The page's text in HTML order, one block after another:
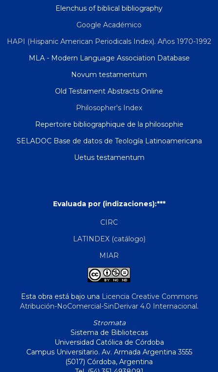
Elenchus of biblical bibliography
Google Académico
HAPI (Hispanic American Periodicals Index). Años 1970-1992
MLA - Modern Language Association Database
Novum testamentum
Old Testament Abstracts Online
Philosopher's Index
Repertoire bibliographique de la philosophie
SELADOC Base de datos de Teología Latinoamericana
Uetus testamentum
Evaluada por (indizaciones):***
CIRC
LATINDEX (catálogo)
MIAR
Esta obra está bajo una Licencia Creative Commons
Atribución-NoComercial-SinDerivar 4.0 Internacional.
Stromata
Sistema de Bibliotecas
Universidad Católica de Córdoba
Campus Universitario. Av. Armada Argentina 3555
(5017) Córdoba, Argentina